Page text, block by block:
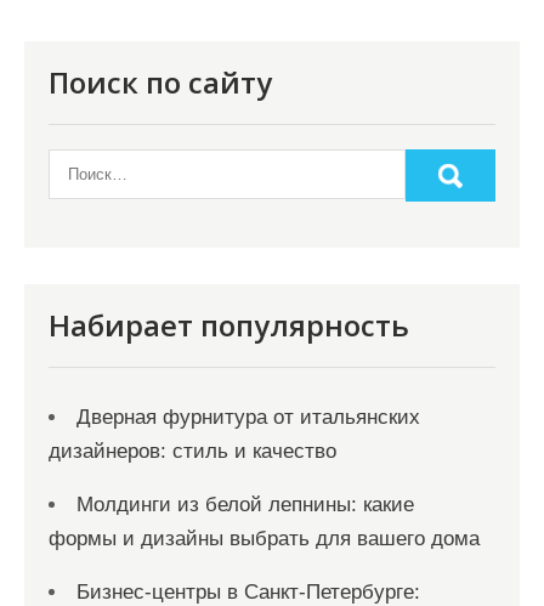
Поиск по сайту
Набирает популярность
Дверная фурнитура от итальянских
дизайнеров: стиль и качество
Молдинги из белой лепнины: какие
формы и дизайны выбрать для вашего дома
Бизнес-центры в Санкт-Петербурге: